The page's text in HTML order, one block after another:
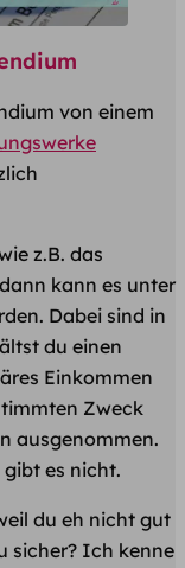
von einem
z.B. das
kann es unter
Dabei sind in
du einen
Einkommen
Zweck
ausgenommen.
es nicht.
du eh nicht gut
sicher? Ich kenne